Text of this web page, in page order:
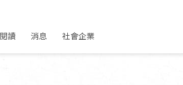
閱讀 消息 社會企業